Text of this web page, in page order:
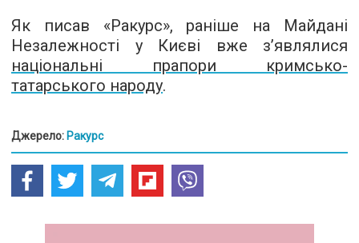
Як писав «Ракурс», раніше на Майдані
Незалежності у Києві вже з’являлися
національні прапори кримсько-
татарського народу.
Джерело: Ракурс